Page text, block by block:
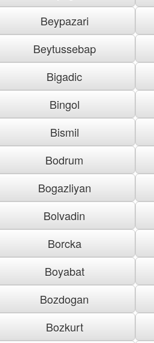
Beypazari
Beytussebap
Bigadic
Bingol
Bismil
Bodrum
Bogazliyan
Bolvadin
Borcka
Boyabat
Bozdogan
Bozkurt